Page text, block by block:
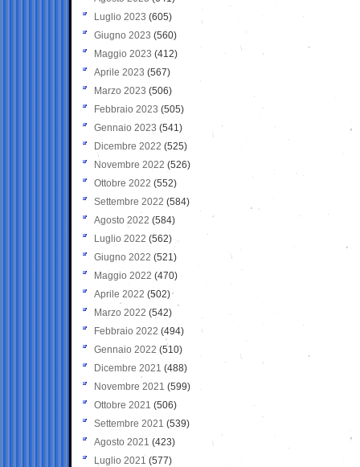
Luglio 2023 (605)
Giugno 2023 (560)
Maggio 2023 (412)
Aprile 2023 (567)
Marzo 2023 (506)
Febbraio 2023 (505)
Gennaio 2023 (541)
Dicembre 2022 (525)
Novembre 2022 (526)
Ottobre 2022 (552)
Settembre 2022 (584)
Agosto 2022 (584)
Luglio 2022 (562)
Giugno 2022 (521)
Maggio 2022 (470)
Aprile 2022 (502)
Marzo 2022 (542)
Febbraio 2022 (494)
Gennaio 2022 (510)
Dicembre 2021 (488)
Novembre 2021 (599)
Ottobre 2021 (506)
Settembre 2021 (539)
Agosto 2021 (423)
Luglio 2021 (577)